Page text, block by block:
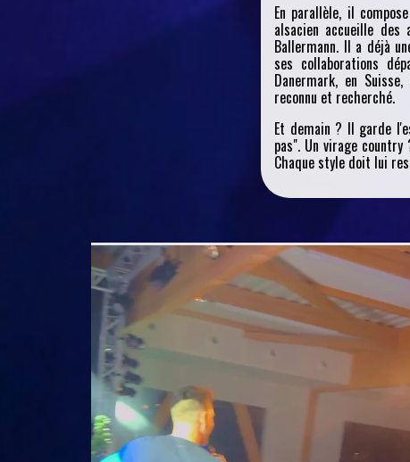
En parallèle, il
alsacien accueille
Ballermann. Il a déjà
ses collaborations
Danermark, en
reconnu et recherché.
Et demain ? Il garde
pas". Un virage
Chaque style doit lui